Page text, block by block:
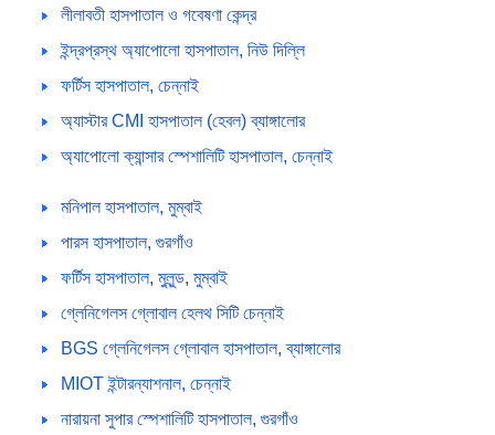
লীলাবতী হাসপাতাল ও গবেষণা কেন্দ্র
ইন্দ্রপ্রস্থ অ্যাপোলো হাসপাতাল, নিউ দিল্লি
ফর্টিস হাসপাতাল, চেন্নাই
অ্যাস্টার CMI হাসপাতাল (হেবল) ব্যাঙ্গালোর
অ্যাপোলো ক্যান্সার স্পেশালিটি হাসপাতাল, চেন্নাই
মনিপাল হাসপাতাল, মুম্বাই
পারস হাসপাতাল, গুরগাঁও
ফর্টিস হাসপাতাল, মুলুন্ড, মুম্বাই
গ্লেনিগেলস গ্লোবাল হেলথ সিটি চেন্নাই
BGS গ্লেনিগেলস গ্লোবাল হাসপাতাল, ব্যাঙ্গালোর
MIOT ইন্টারন্যাশনাল, চেন্নাই
নারায়না সুপার স্পেশালিটি হাসপাতাল, গুরগাঁও